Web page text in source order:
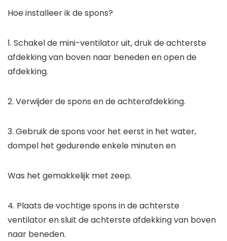
Hoe installeer ik de spons?
1. Schakel de mini-ventilator uit, druk de achterste
afdekking van boven naar beneden en open de
afdekking.
2. Verwijder de spons en de achterafdekking.
3. Gebruik de spons voor het eerst in het water,
dompel het gedurende enkele minuten en
Was het gemakkelijk met zeep.
4. Plaats de vochtige spons in de achterste
ventilator en sluit de achterste afdekking van boven
naar beneden.